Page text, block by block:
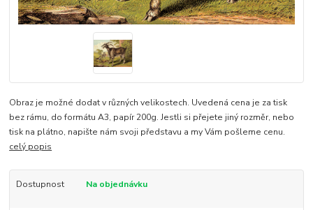
Obraz je možné dodat v různých velikostech. Uvedená cena je za tisk
bez rámu, do formátu A3, papír 200g. Jestli si přejete jiný rozměr, nebo
tisk na plátno, napište nám svoji představu a my Vám pošleme cenu.
celý popis
Dostupnost Na objednávku